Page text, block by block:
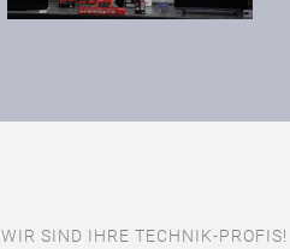
WIR SIND IHRE TECHNIK-PROFIS!